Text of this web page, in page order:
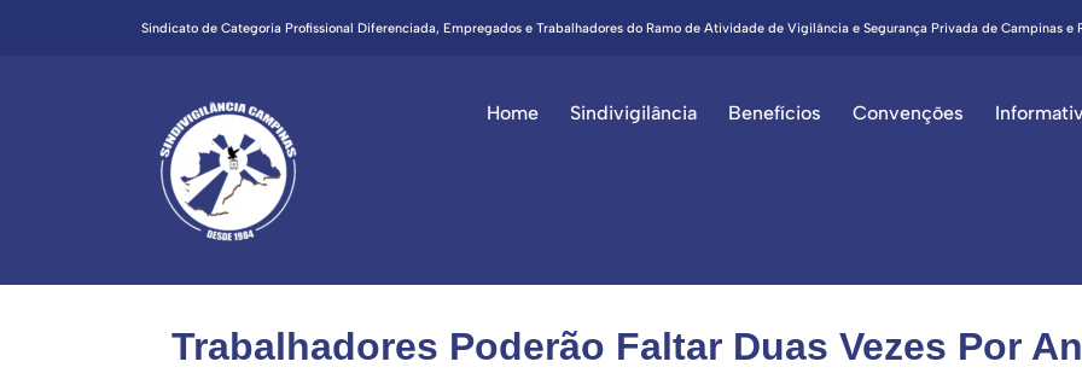
Sindicato de Categoria Profissional Diferenciada, Empregados e Trabalhadores do Ramo de Atividade de Vigilância e Segurança Privada de Campinas e
Home Sindivigilância Benefícios Convenções
Trabalhadores Poderão Faltar Duas Vezes Por